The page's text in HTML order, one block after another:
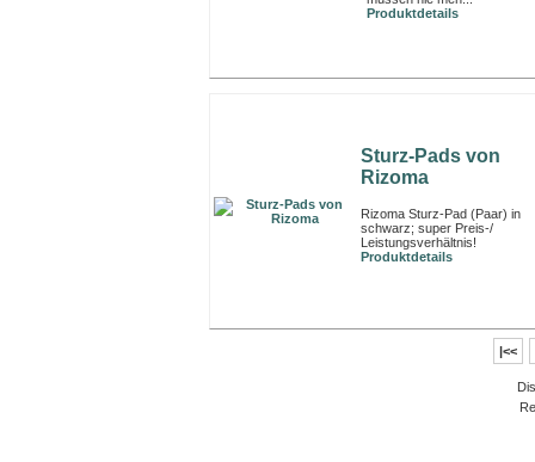
Produktdetails
Sturz-Pads von
Rizoma
Rizoma Sturz-Pad (Paar) in
schwarz; super Preis-/
Leistungsverhältnis!
Produktdetails
|<<